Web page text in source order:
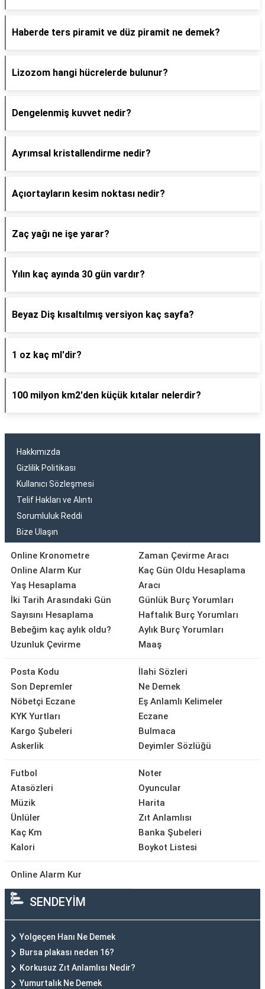
Haberde ters piramit ve düz piramit ne demek?
Lizozom hangi hücrelerde bulunur?
Dengelenmiş kuvvet nedir?
Ayrımsal kristallendirme nedir?
Açıortayların kesim noktası nedir?
Zaç yağı ne işe yarar?
Yılın kaç ayında 30 gün vardır?
Beyaz Diş kısaltılmış versiyon kaç sayfa?
1 oz kaç ml'dir?
100 milyon km2'den küçük kıtalar nelerdir?
Hakkımızda
Gizlilik Politikası
Kullanıcı Sözleşmesi
Telif Hakları ve Alıntı
Sorumluluk Reddi
Bize Ulaşın
Online Kronometre
Online Alarm Kur
Yaş Hesaplama
İki Tarih Arasındaki Gün
Sayısını Hesaplama
Bebeğim kaç aylık oldu?
Uzunluk Çevirme
Zaman Çevirme Aracı
Kaç Gün Oldu Hesaplama
Aracı
Günlük Burç Yorumları
Haftalık Burç Yorumları
Aylık Burç Yorumları
Maaş
Posta Kodu
Son Depremler
Nöbetçi Eczane
KYK Yurtları
Kargo Şubeleri
Askerlik
İlahi Sözleri
Ne Demek
Eş Anlamlı Kelimeler
Eczane
Bulmaca
Deyimler Sözlüğü
Futbol
Atasözleri
Müzik
Ünlüler
Kaç Km
Kalori
Noter
Oyuncular
Harita
Zıt Anlamlısı
Banka Şubeleri
Boykot Listesi
Online Alarm Kur
SENDEYİM
Yolgeçen Hanı Ne Demek
Bursa plakası neden 16?
Korkusuz Zıt Anlamlısı Nedir?
Yumurtalık Ne Demek